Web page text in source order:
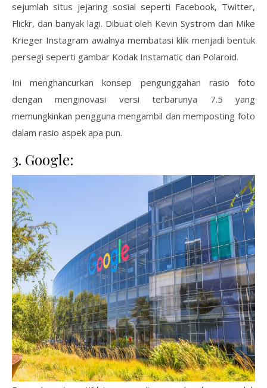
sejumlah situs jejaring sosial seperti Facebook, Twitter,
Flickr, dan banyak lagi. Dibuat oleh Kevin Systrom dan Mike
Krieger Instagram awalnya membatasi klik menjadi bentuk
persegi seperti gambar Kodak Instamatic dan Polaroid.
Ini menghancurkan konsep pengunggahan rasio foto
dengan menginovasi versi terbarunya 7.5 yang
memungkinkan pengguna mengambil dan memposting foto
dalam rasio aspek apa pun.
3. Google: